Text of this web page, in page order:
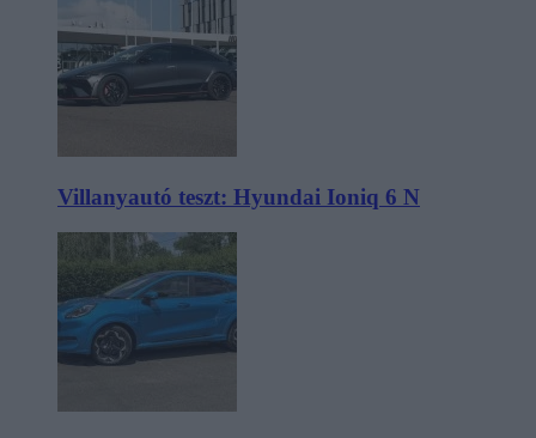
Villanyautó teszt: Hyundai Ioniq 6 N